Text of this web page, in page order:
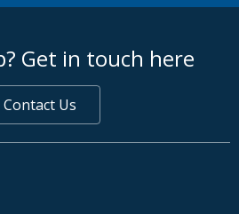
Get in touch here
Contact Us